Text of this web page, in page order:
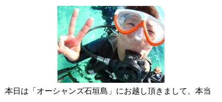
本日は「オーシャンズ石垣島」にお越し頂きまして、本当